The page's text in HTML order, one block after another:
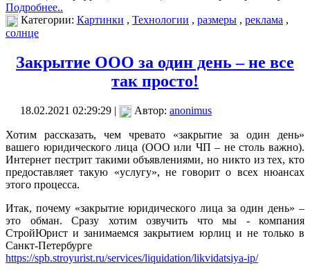
Подробнее..
Категории: Картинки , Технологии , размеры , реклама ,
солнце
Закрытие ООО за один день – не все
так просто!
18.02.2021 02:29:29 | Автор: anonimus
Хотим рассказать, чем чревато «закрытие за один день»
вашего юридического лица (ООО или ЧП – не столь важно).
Интернет пестрит такими объявлениями, но никто из тех, кто
предоставляет такую «услугу», не говорит о всех нюансах
этого процесса.
Итак, почему «закрытие юридического лица за один день» –
это обман. Сразу хотим озвучить что мы - компания
СтройЮрист и занимаемся закрытием юрлиц и не только в
Санкт-Петербурге
https://spb.stroyurist.ru/services/liquidation/likvidatsiya-ip/